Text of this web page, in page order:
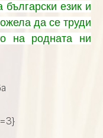
език и
да се труди
на родната ни